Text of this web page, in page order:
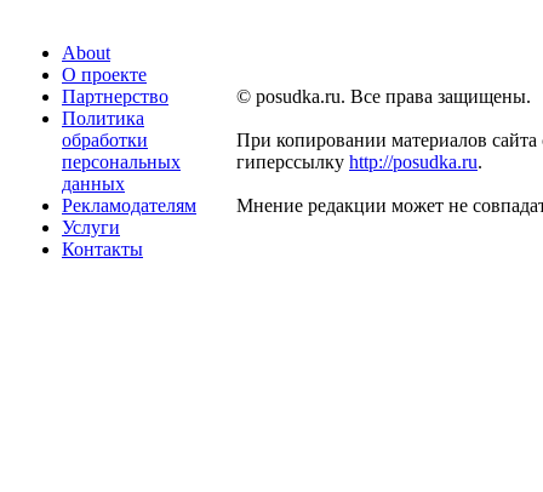
About
О проекте
Партнерство
Политика
обработки
персональных
данных
Рекламодателям
Услуги
Контакты
© posudka.ru. Все права защищены.
При копировании материалов сайта
гиперссылку http://posudka.ru.
Мнение редакции может не